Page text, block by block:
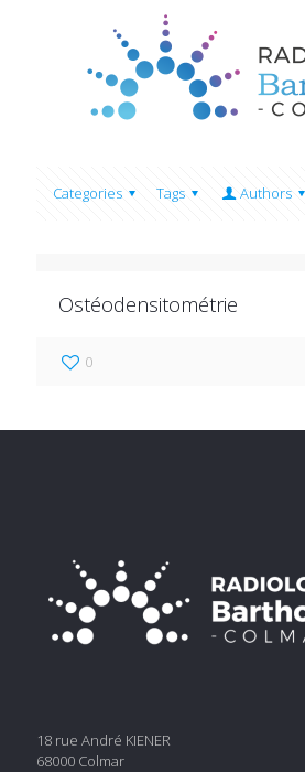
Categories Tags Authors
Ostéodensitométrie
0
18 rue André KIENER
68000 Colmar